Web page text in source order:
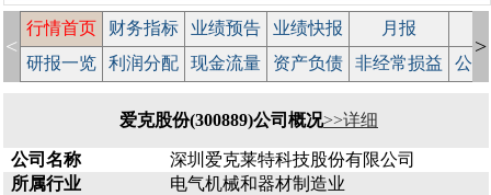
<
行情首页 财务指标 业绩预告 业绩快报 月报
研报一览
利润分配 现金流量 资产负债 非经常损益 公
>
爱克股份(300889)公司概况>>详细
公司名称
深圳爱克莱特科技股份有限公司
所属行业
电气机械和器材制造业